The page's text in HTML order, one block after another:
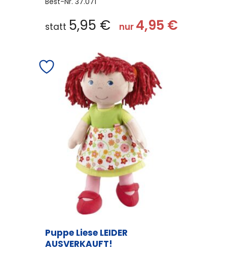
statt 5,95 € nur 4,95 €
Puppe Liese LEIDER
AUSVERKAUFT!